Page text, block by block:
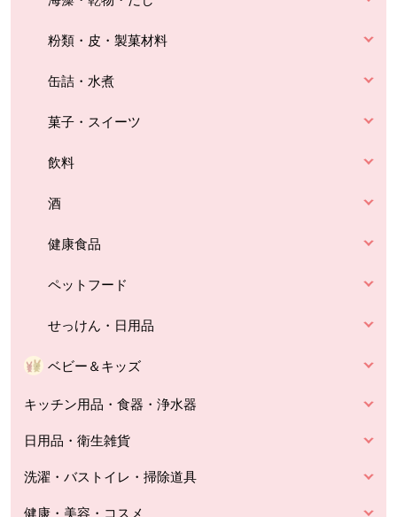
粉類・皮・製菓材料
缶詰・水煮
菓子・スイーツ
飲料
酒
健康食品
ペットフード
せっけん・日用品
ベビー＆キッズ
キッチン用品・食器・浄水器
日用品・衛生雑貨
洗濯・バストイレ・掃除道具
健康・美容・コスメ